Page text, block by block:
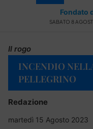
Fondato
SABATO 8
Il rogo
INCENDIO
PELLEGRINO
Redazione
martedì 15 Agosto 2023